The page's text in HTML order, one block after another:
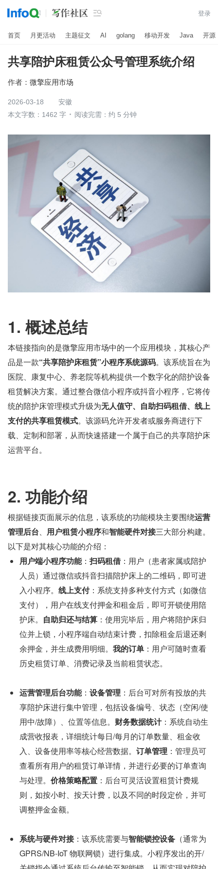
 登录
首页 月更活动 主题征文 AI golang 移动开发 Java 开源
共享陪护床租赁公众号管理系统介绍
作者： 微擎应用市场
2026-03-18
安徽
本文字数：1462 字
阅读完需：约 5 分钟
1. 概述总结
本链接指向的是微擎应用市场中的一个应用模块，其核心产
品是一款“共享陪护床租赁”小程序系统源码。该系统旨在为
医院、康复中心、养老院等机构提供一个数字化的陪护设备
租赁解决方案。通过整合微信小程序或抖音小程序，它将传
统的陪护床管理模式升级为无人值守、自助扫码租借、线上
支付的共享租赁模式。该源码允许开发者或服务商进行下
载、定制和部署，从而快速搭建一个属于自己的共享陪护床
运营平台。
2. 功能介绍
根据链接页面展示的信息，该系统的功能模块主要围绕运营
管理后台、 用户租赁小程序和智能硬件对接三大部分构建。
以下是对其核心功能的介绍：
用户端小程序功能：扫码租借 ：用户（患者家属或陪护
人员）通过微信或抖音扫描陪护床上的二维码，即可进
入小程序。 线上支付：系统支持多种支付方式（如微信
支付），用户在线支付押金和租金后，即可开锁使用陪
护床。 自助归还与结算 ：使用完毕后，用户将陪护床归
位并上锁，小程序端自动结束计费，扣除租金后退还剩
余押金，并生成费用明细。 我的订单 ：用户可随时查看
历史租赁订单、消费记录及当前租赁状态。
运营管理后台功能： 设备管理 ：后台可对所有投放的共
享陪护床进行集中管理，包括设备编号、状态（空闲/使
用中/故障）、位置等信息。 财务数据统计：系统自动生
成营收报表，详细统计每日/每月的订单数量、租金收
入、设备使用率等核心经营数据。 订单管理 ：管理员可
查看所有用户的租赁订单详情，并进行必要的订单查询
与处理。 价格策略配置 ：后台可灵活设置租赁计费规
则，如按小时、按天计费，以及不同的时段定价，并可
调整押金金额。
系统与硬件对接：该系统需要与智能锁控设备 （通常为
GPRS/NB-IoT 物联网锁）进行集成。小程序发出的开/